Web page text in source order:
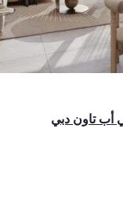
أب تاون دبي